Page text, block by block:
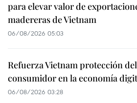
para elevar valor de
madereras de Vietnam
06/08/2026 05:03
Refuerza Vietnam protección del
consumidor en la economía
06/08/2026 03:28